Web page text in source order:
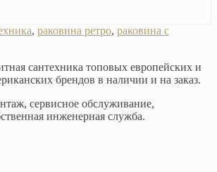
, раковина ретро, раковина с
сантехника топовых европейских и
брендов в наличии и на заказ.
сервисное обслуживание,
инженерная служба.